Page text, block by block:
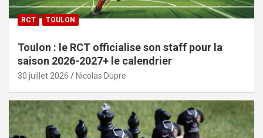
RCT TOULON
Toulon : le RCT officialise son staff pour la
saison 2026-2027+ le calendrier
30 juillet 2026 Nicolas Dupre